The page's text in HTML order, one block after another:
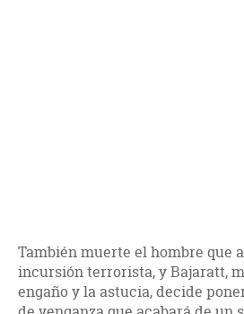
También muerte el hombre que
incursión terrorista, y Bajaratt,
engaño y la astucia, decide